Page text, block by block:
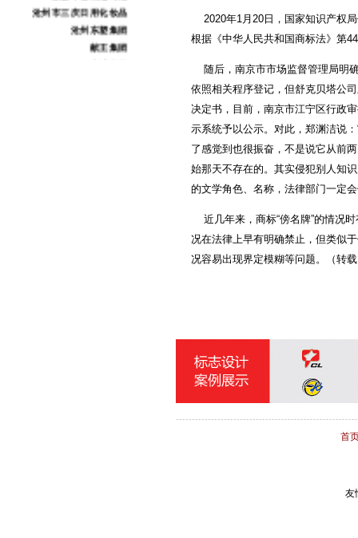
沧州市三庆日用化妆品
沧州东塑集团
献王集团
志诚化工
2020年1月20日，国家知识产权
根据《中华人民共和国商标法》第
随后，南京市市场监督管理局明
依照相关程序登记，但舒克贝塔公
决定书，目前，南京市江宁区行政
示系统予以公示。对此，郑渊洁说
了感觉到也很振奋，不是说它从前
始那天不存在的。其实侵犯别人知
的文学角色、名称，法律部门一定
近几年来，商标“傍名牌”的情况
况在法律上早有明确禁止，但类似
况容易出现界定模糊等问题。（转
首
友